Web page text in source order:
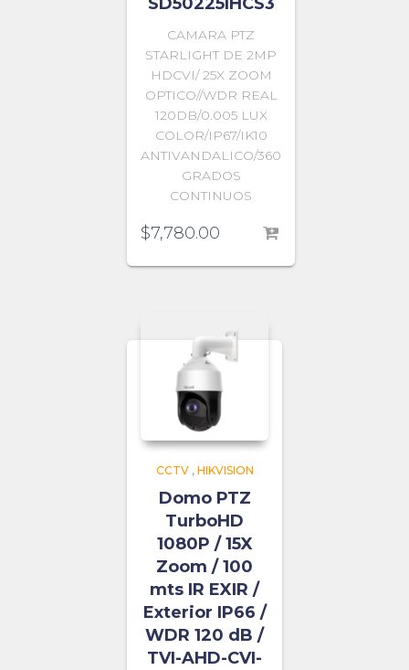
CAMARA PTZ
STARLIGHT DE 2MP
HDCVI/ 25X ZOOM
OPTICO//WDR REAL
120DB/0.005 LUX
COLOR/IP67/IK10
ANTIVANDALICO/360
GRADOS
CONTINUOS
$7,780.00
CCTV, HIKVISION
Domo PTZ
TurboHD
1080P / 15X
Zoom / 100
mts IR EXIR /
Exterior IP66 /
WDR 120 dB /
TVI-AHD-CVI-